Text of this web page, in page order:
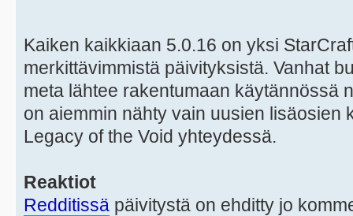
Kaiken kaikkiaan 5.0.16 on yksi
merkittävimmistä päivityksistä. Vanhat
meta lähtee rakentumaan käytännössä
on aiemmin nähty vain uusien lisäosien
Legacy of the Void yhteydessä.
Reaktiot
Redditissä päivitystä on ehditty jo